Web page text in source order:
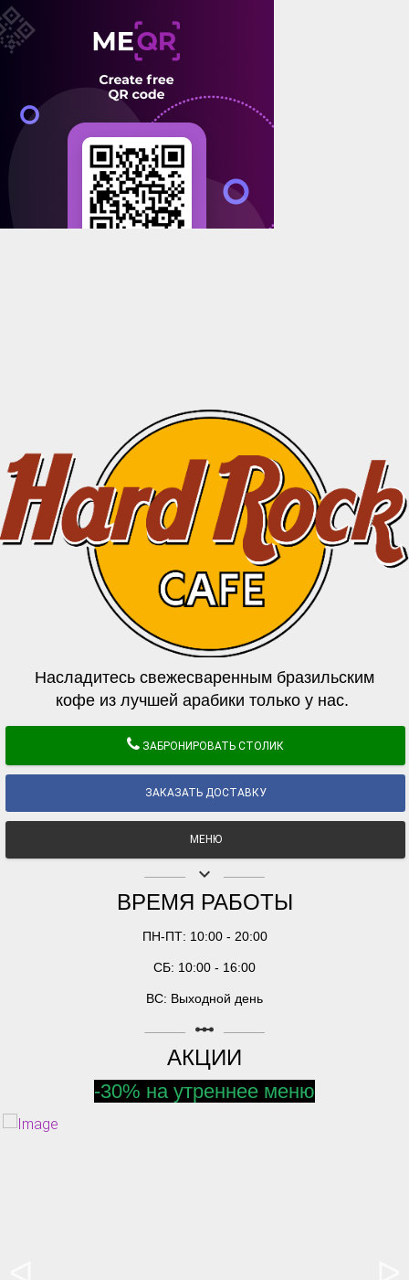
Насладитесь свежесваренным бразильским
кофе из лучшей арабики только у нас.
ЗАБРОНИРОВАТЬ СТОЛИК
ЗАКАЗАТЬ ДОСТАВКУ
МЕНЮ
keyboard_arrow_down
ВРЕМЯ РАБОТЫ
ПН-ПТ: 10:00 - 20:00
СБ: 10:00 - 16:00
ВС: Выходной день
linear_scale
АКЦИИ
-30% на утреннее меню